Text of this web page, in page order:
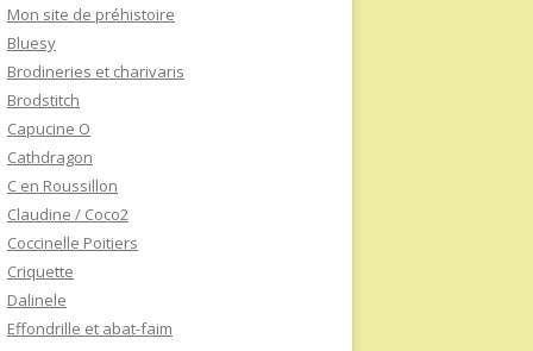
Mon site de préhistoire
Bluesy
Brodineries et charivaris
Brodstitch
Capucine O
Cathdragon
C en Roussillon
Claudine / Coco2
Coccinelle Poitiers
Criquette
Dalinele
Effondrille et abat-faim